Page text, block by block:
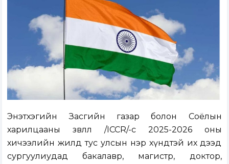
Энэтхэгийн Засгийн газар болон Соёлын
харилцааны зөвлөл /ICCR/-өөс 2025-2026 оны
хичээлийн жилд тус улсын нэр хүндтэй их дээд
сургуулиудад бакалавр, магистр, доктор,